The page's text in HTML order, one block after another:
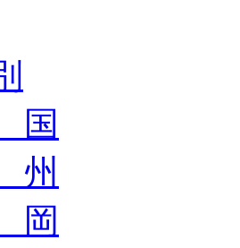
国
州
岡